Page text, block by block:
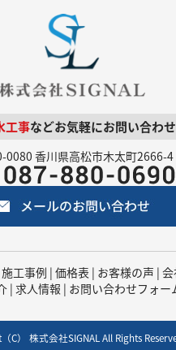
工事などお気軽にお問い合わ
0080 香川県高松市木太町2666-4
施工事例 | 価格表 | お客様の声 |
| 求人情報 | お問い合わせフォー
C） 株式会社SIGNAL All Rights